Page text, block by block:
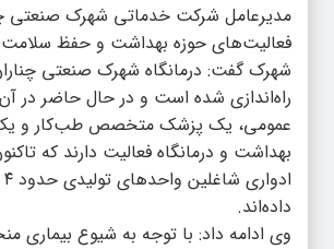
مدیرعامل شرکت خدماتی شهرک صنعتی
فعالیت‌های حوزه بهداشت و حفظ سلامت
راه‌اندازی شده است و در حال حاضر در
عمومی، یک پزشک متخصص طب‌کار و یک
بهداشت و درمانگاه فعالیت دارند که
داده‌اند.
وی ادامه داد: با توجه به شیوع بیماری